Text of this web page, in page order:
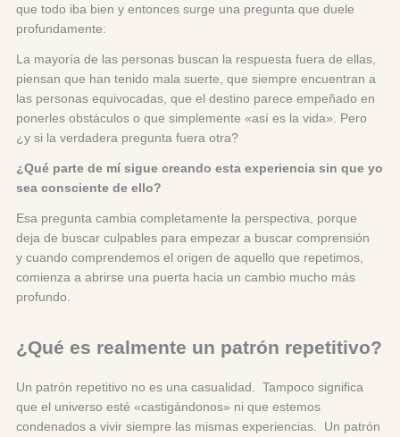
que todo iba bien y entonces surge una pregunta que duele
profundamente:
La mayoría de las personas buscan la respuesta fuera de ellas,
piensan que han tenido mala suerte, que siempre encuentran a
las personas equivocadas, que el destino parece empeñado en
ponerles obstáculos o que simplemente «así es la vida». Pero
¿y si la verdadera pregunta fuera otra?
¿Qué parte de mí sigue creando esta experiencia sin que yo
sea consciente de ello?
Esa pregunta cambia completamente la perspectiva, porque
deja de buscar culpables para empezar a buscar comprensión
y cuando comprendemos el origen de aquello que repetimos,
comienza a abrirse una puerta hacia un cambio mucho más
profundo.
¿Qué es realmente un patrón repetitivo?
Un patrón repetitivo no es una casualidad. Tampoco significa
que el universo esté «castigándonos» ni que estemos
condenados a vivir siempre las mismas experiencias. Un patrón